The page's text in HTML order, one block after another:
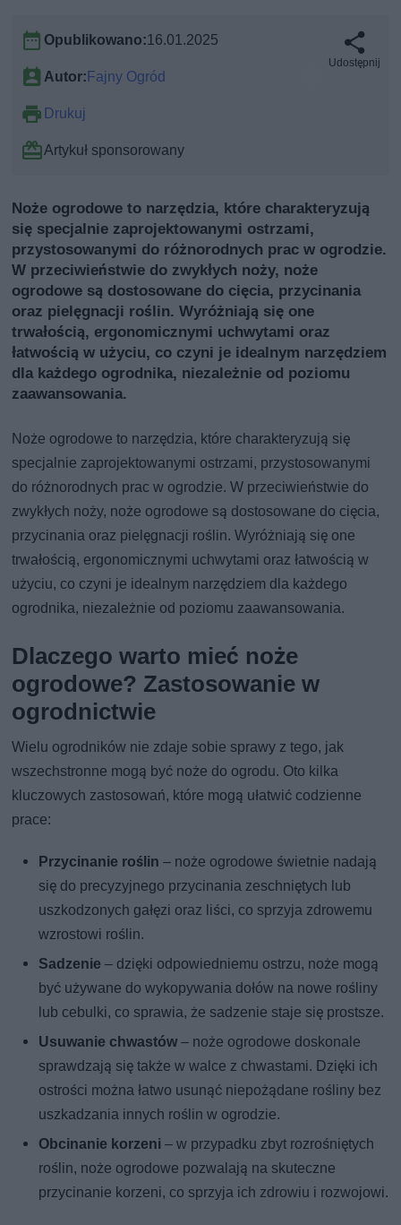
Opublikowano:16.01.2025
Autor:Fajny Ogród
Drukuj
Artykuł sponsorowany
Udostępnij
Noże ogrodowe to narzędzia, które charakteryzują
się specjalnie zaprojektowanymi ostrzami,
przystosowanymi do różnorodnych prac w ogrodzie.
W przeciwieństwie do zwykłych noży, noże
ogrodowe są dostosowane do cięcia, przycinania
oraz pielęgnacji roślin. Wyróżniają się one
trwałością, ergonomicznymi uchwytami oraz
łatwością w użyciu, co czyni je idealnym narzędziem
dla każdego ogrodnika, niezależnie od poziomu
zaawansowania.
Noże ogrodowe to narzędzia, które charakteryzują się
specjalnie zaprojektowanymi ostrzami, przystosowanymi
do różnorodnych prac w ogrodzie. W przeciwieństwie do
zwykłych noży, noże ogrodowe są dostosowane do cięcia,
przycinania oraz pielęgnacji roślin. Wyróżniają się one
trwałością, ergonomicznymi uchwytami oraz łatwością w
użyciu, co czyni je idealnym narzędziem dla każdego
ogrodnika, niezależnie od poziomu zaawansowania.
Dlaczego warto mieć noże
ogrodowe? Zastosowanie w
ogrodnictwie
Wielu ogrodników nie zdaje sobie sprawy z tego, jak
wszechstronne mogą być noże do ogrodu. Oto kilka
kluczowych zastosowań, które mogą ułatwić codzienne
prace:
Przycinanie roślin – noże ogrodowe świetnie nadają
się do precyzyjnego przycinania zeschniętych lub
uszkodzonych gałęzi oraz liści, co sprzyja zdrowemu
wzrostowi roślin.
Sadzenie – dzięki odpowiedniemu ostrzu, noże mogą
być używane do wykopywania dołów na nowe rośliny
lub cebulki, co sprawia, że sadzenie staje się prostsze.
Usuwanie chwastów – noże ogrodowe doskonale
sprawdzają się także w walce z chwastami. Dzięki ich
ostrości można łatwo usunąć niepożądane rośliny bez
uszkadzania innych roślin w ogrodzie.
Obcinanie korzeni – w przypadku zbyt rozrośniętych
roślin, noże ogrodowe pozwalają na skuteczne
przycinanie korzeni, co sprzyja ich zdrowiu i rozwojowi.